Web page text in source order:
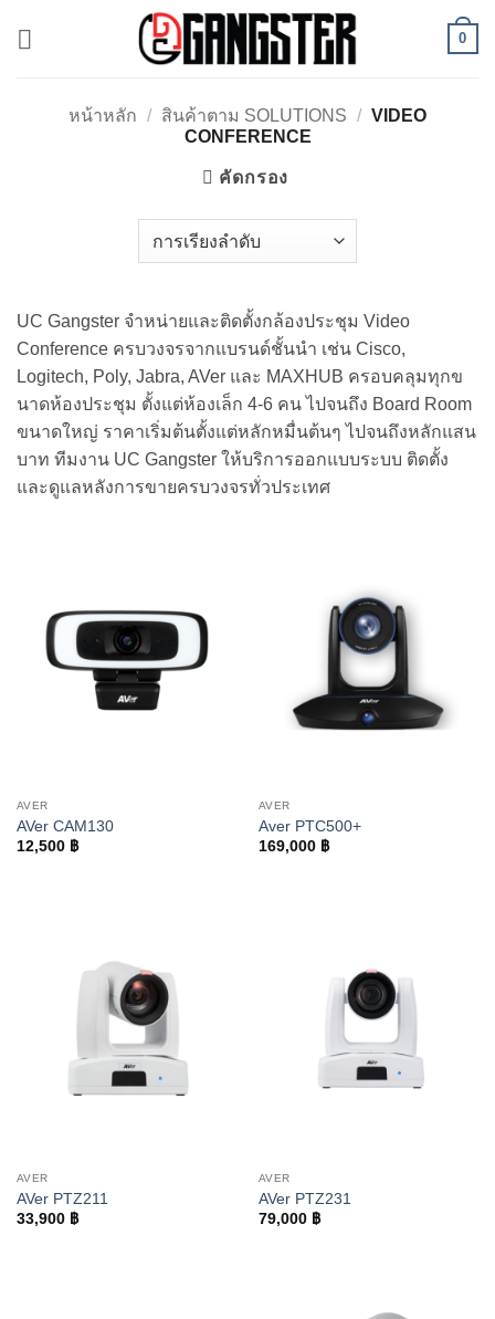
0
หน้าหลัก / สินค้าตาม SOLUTIONS / VIDEO
CONFERENCE
คัดกรอง
UC Gangster จำหน่ายและติดตั้งกล้องประชุม Video
Conference ครบวงจรจากแบรนด์ชั้นนำ เช่น Cisco,
Logitech, Poly, Jabra, AVer และ MAXHUB ครอบคลุมทุกข
นาดห้องประชุม ตั้งแต่ห้องเล็ก 4-6 คน ไปจนถึง Board Room
ขนาดใหญ่ ราคาเริ่มต้นตั้งแต่หลักหมื่นต้นๆ ไปจนถึงหลักแสน
บาท ทีมงาน UC Gangster ให้บริการออกแบบระบบ ติดตั้ง
และดูแลหลังการขายครบวงจรทั่วประเทศ
AVER
AVer CAM130
12,500 ฿
AVER
Aver PTC500+
169,000 ฿
AVER
AVer PTZ211
33,900 ฿
AVER
AVer PTZ231
79,000 ฿